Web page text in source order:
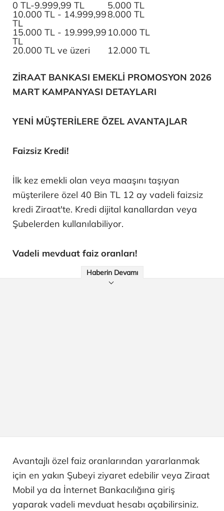
0 TL-9.999,99 TL 5.000 TL
10.000 TL - 14.999,99
TL
8.000 TL
15.000 TL - 19.999,99
TL
10.000 TL
20.000 TL ve üzeri
12.000 TL
ZİRAAT BANKASI EMEKLİ PROMOSYON 2026
MART KAMPANYASI DETAYLARI
YENİ MÜŞTERİLERE ÖZEL AVANTAJLAR
Faizsiz Kredi!
İlk kez emekli olan veya maaşını taşıyan
müşterilere özel 40 Bin TL 12 ay vadeli faizsiz
kredi Ziraat'te. Kredi dijital kanallardan veya
Şubelerden kullanılabiliyor.
Vadeli mevduat faiz oranları!
Haberin Devamı
Avantajlı özel faiz oranlarından yararlanmak
için en yakın Şubeyi ziyaret edebilir veya Ziraat
Mobil ya da İnternet Bankacılığına giriş
yaparak vadeli mevduat hesabı açabilirsiniz.